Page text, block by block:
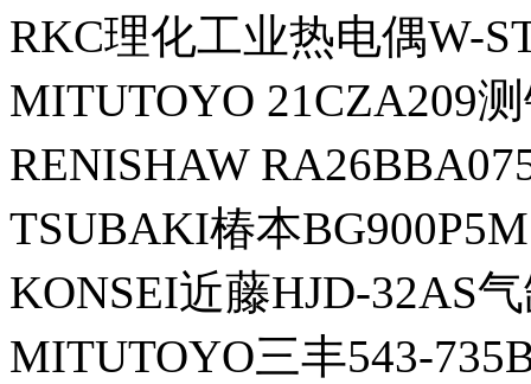
RKC理化工业热电偶W-
MITUTOYO 21CZA209
RENISHAW
TSUBAKI椿本
KONSEI近藤HJD-32AS
MITUTOYO三丰543-